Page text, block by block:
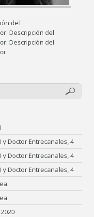
del
Descripción del
Descripción del
y Doctor Entrecanales, 4
y Doctor Entrecanales, 4
y Doctor Entrecanales, 4